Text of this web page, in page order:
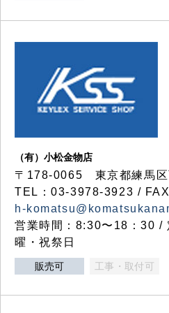
（有）小松金物店
〒178-0065 東京都練馬
TEL：03-3978-3923 /
h-
営業時間：8:30〜18：30 /
曜・祝祭日
販売可 工事・取付可